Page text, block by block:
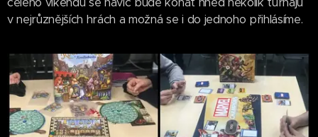
v nejrůznějších hrách a možná se i do jednoho přihlásíme.